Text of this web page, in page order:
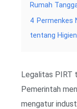
Rumah
4 Permenkes
tentang
Legalitas PIRT
Pemerintah
mengatur